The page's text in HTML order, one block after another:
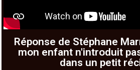
Réponse de Stéphane
mon enfant n'introduit
dans un petit